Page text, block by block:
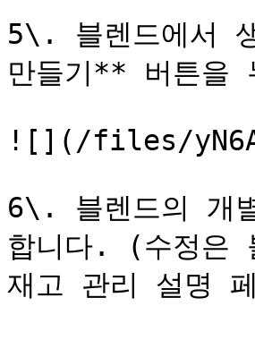
5\. 블렌드에서
만들기** 버튼을
![](/files/
6\. 블렌드의 개
합니다. (수정은
재고 관리 설명